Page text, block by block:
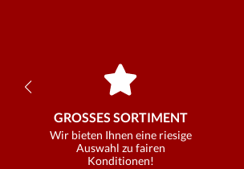
GROSSES SORTIMENT
Wir bieten Ihnen eine riesige
Auswahl zu fairen
Konditionen!